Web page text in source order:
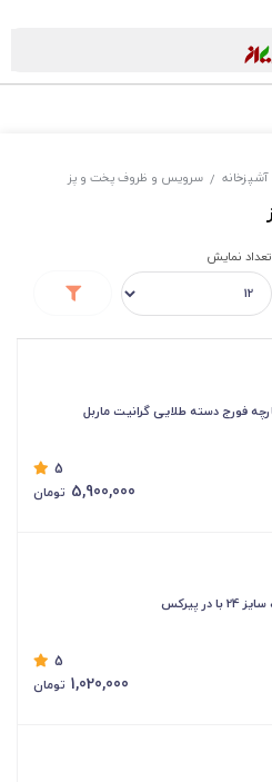
آشپزخانه / سرویس و ظروف پخت و پز
تعداد نمایش
5
5,900,000 تومان
در پیرکس
5
1,020,000 تومان